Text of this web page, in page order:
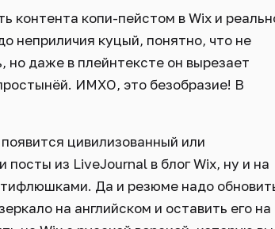
контента копи-пейстом в Wix и
неприличия куцый, понятно, что не
даже в плейнтексте он вырезает
ИМХО, это безобразие! В
цивилизованный или
из LiveJournal в блог Wix, ну и на
Да и резюме надо
на английском и оставить его на